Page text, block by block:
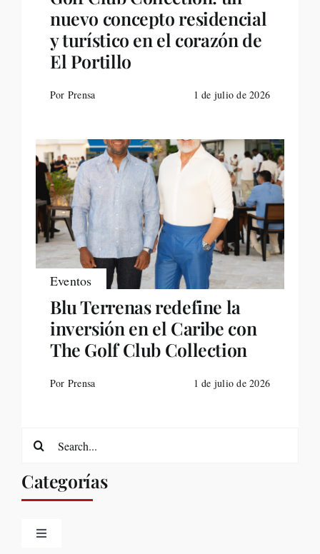
nuevo concepto residencial
y turístico en el corazón de
El Portillo
Por Prensa 1 de julio de 2026
Eventos
Blu Terrenas redefine la
inversión en el Caribe con
The Golf Club Collection
Por Prensa 1 de julio de 2026
Categorías
Toggle